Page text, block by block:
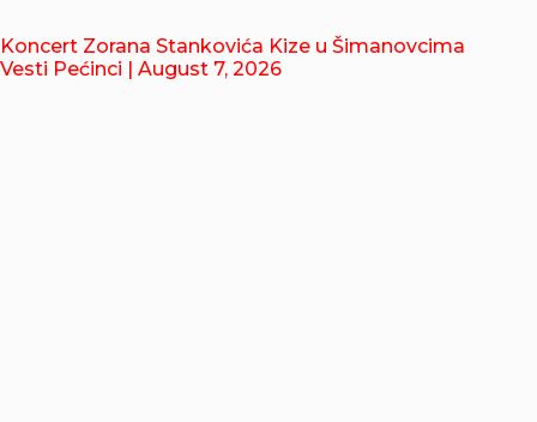
Koncert Zorana Stankovića Kize u Šimanovcima
Vesti Pećinci | August 7, 2026